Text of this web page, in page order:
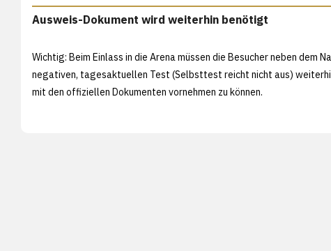
Ausweis-Dokument wird weiterhin benötigt
Wichtig: Beim Einlass in die Arena müssen die Besucher neben dem
negativen, tagesaktuellen Test (Selbsttest reicht nicht aus)
mit den offiziellen Dokumenten vornehmen zu können.